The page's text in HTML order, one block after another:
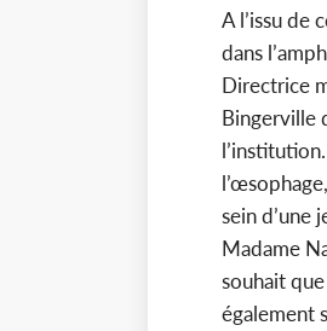
A l’issu de
dans
Directrice
Bingerville
sein d’une
Madame
souhait
également